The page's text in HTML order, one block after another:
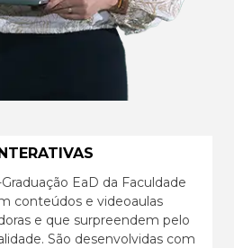
EaD da Faculdade
conteúdos e videoaulas
e que surpreendem pelo
São desenvolvidas com